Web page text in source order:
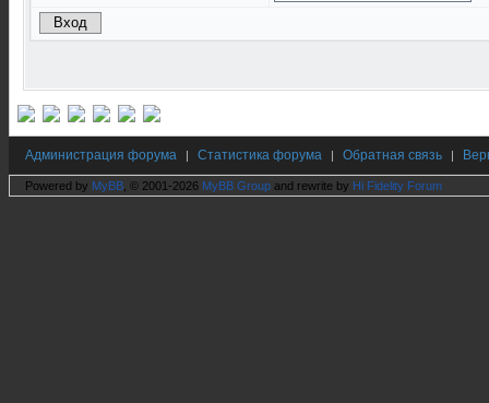
Администрация форума | Статистика форума | Обратная связь |
Powered by MyBB , © 2001-2026 MyBB Group and rewrite by Hi Fidelity Forum